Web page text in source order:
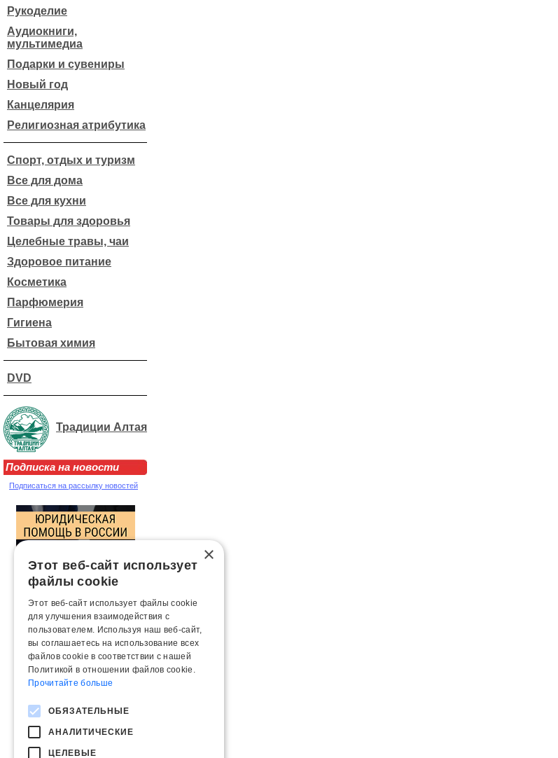
Рукоделие
Аудиокниги,
мультимедиа
Подарки и сувениры
Новый год
Канцелярия
Религиозная атрибутика
Спорт, отдых и туризм
Все для дома
Все для кухни
Товары для здоровья
Целебные травы, чаи
Здоровое питание
Косметика
Парфюмерия
Гигиена
Бытовая химия
DVD
Традиции Алтая
Подписка на новости
Подписаться на рассылку новостей
×
Этот веб-сайт использует
файлы cookie
Этот веб-сайт использует файлы cookie
для улучшения взаимодействия с
пользователем. Используя наш веб-сайт,
вы соглашаетесь на использование всех
файлов cookie в соответствии с нашей
Политикой в ​​отношении файлов cookie.
Прочитайте больше
ОБЯЗАТЕЛЬНЫЕ
АНАЛИТИЧЕСКИЕ
ЦЕЛЕВЫЕ